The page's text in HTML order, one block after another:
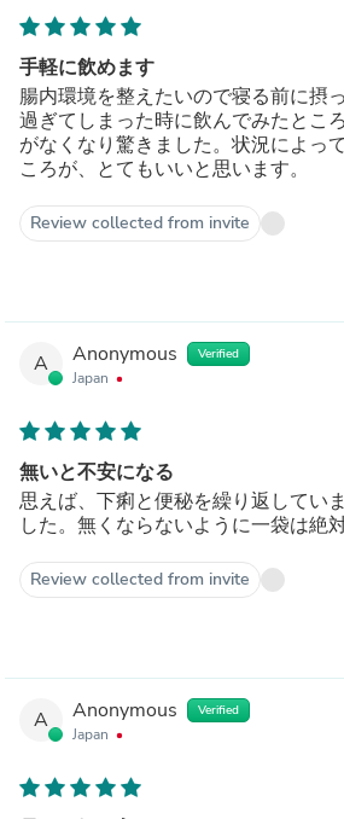
手軽に飲めます
腸内環境を整えたいので寝る前に摂
過ぎてしまった時に飲んでみたとこ
がなくなり驚きました。状況によっ
ころが、とてもいいと思います。
Review collected from invite
A Anonymous Verified
Japan
無いと不安になる
思えば、下痢と便秘を繰り返してい
した。無くならないように一袋は絶
Review collected from invite
A Anonymous Verified
Japan